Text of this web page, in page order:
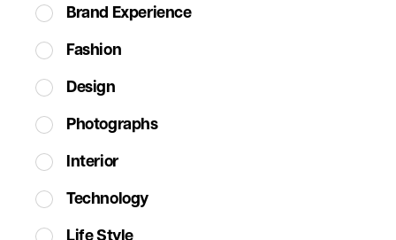
Brand Experience
Fashion
Design
Photographs
Interior
Technology
Life Style